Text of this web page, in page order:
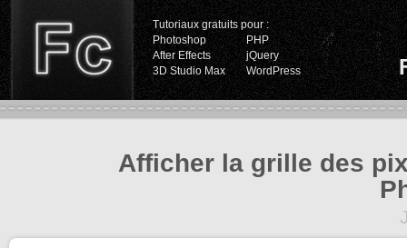
Tutoriaux gratuits pour :
Photoshop
PHP
After Effects
jQuery
3D Studio Max
WordPress
Afficher la grille des